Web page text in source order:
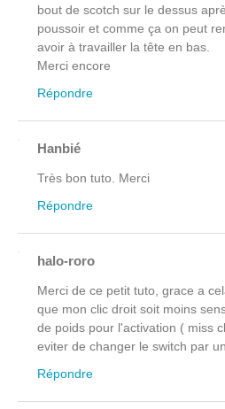
bout de scotch sur le dessus
poussoir et comme ça on peut
avoir à travailler la tête en bas.
Merci encore
Répondre
Hanbié
Très bon tuto. Merci
Répondre
halo-roro
Merci de ce petit tuto, grace a
que mon clic droit soit moins
de poids pour l'activation ( miss
eviter de changer le switch par
Répondre